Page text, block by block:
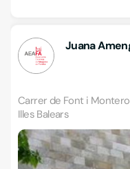
Juana
Carrer de Font i
Illes Balears